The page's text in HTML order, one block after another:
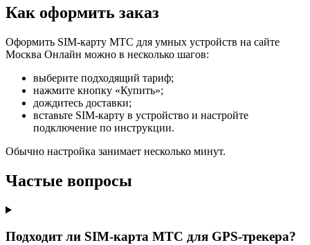
Как оформить заказ
Оформить SIM-карту МТС для умных устройств на сайте
Москва Онлайн можно в несколько шагов:
выберите подходящий тариф;
нажмите кнопку «Купить»;
дождитесь доставки;
вставьте SIM-карту в устройство и настройте
подключение по инструкции.
Обычно настройка занимает несколько минут.
Частые вопросы
Подходит ли SIM-карта МТС для GPS-трекера?